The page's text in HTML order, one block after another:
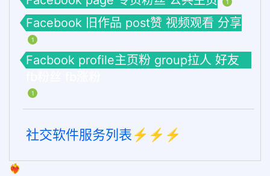
1
Facebook 旧作品 post赞 视频观看 分享
1
Facbook profile主页粉 group拉人 好友
1
社交软件服务列表⚡️⚡️⚡️
❤️‍🔥